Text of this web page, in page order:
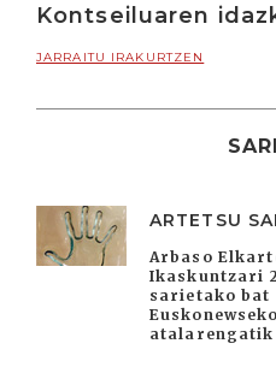
Kontseiluaren
JARRAITU IRAKURTZEN
ARTETSU
Arbaso
Ikaskuntzari
sarietako bat
atalarengatik